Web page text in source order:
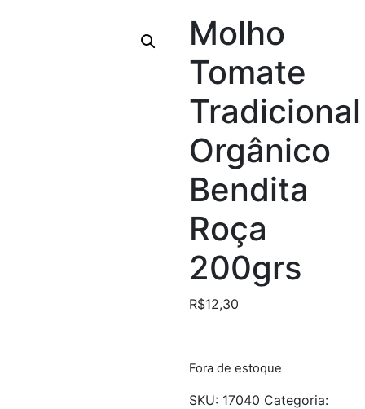
Molho
Tomate
Tradicional
Orgânico
Bendita
Roça
200grs
R$12,30
Fora de estoque
SKU: 17040 Categoria: